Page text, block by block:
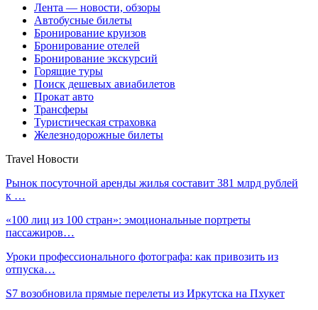
Лента — новости, обзоры
Автобусные билеты
Бронирование круизов
Бронирование отелей
Бронирование экскурсий
Горящие туры
Поиск дешевых авиабилетов
Прокат авто
Трансферы
Туристическая страховка
Железнодорожные билеты
Travel Новости
Рынок посуточной аренды жилья составит 381 млрд рублей
к …
«100 лиц из 100 стран»: эмоциональные портреты
пассажиров…
Уроки профессионального фотографа: как привозить из
отпуска…
S7 возобновила прямые перелеты из Иркутска на Пхукет